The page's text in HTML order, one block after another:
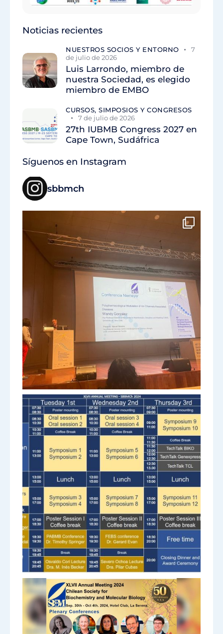
Noticias recientes
NUESTROS SOCIOS Y ENTORNO
7
de julio de 2026
Luis Larrondo, miembro de
nuestra Sociedad, es elegido
miembro de EMBO
CURSOS, SIMPOSIOS Y CONGRESOS
7 de julio de 2026
27th IUBMB Congress 2027 en
Cape Town, Sudáfrica
Síguenos en Instagram
sbbmch